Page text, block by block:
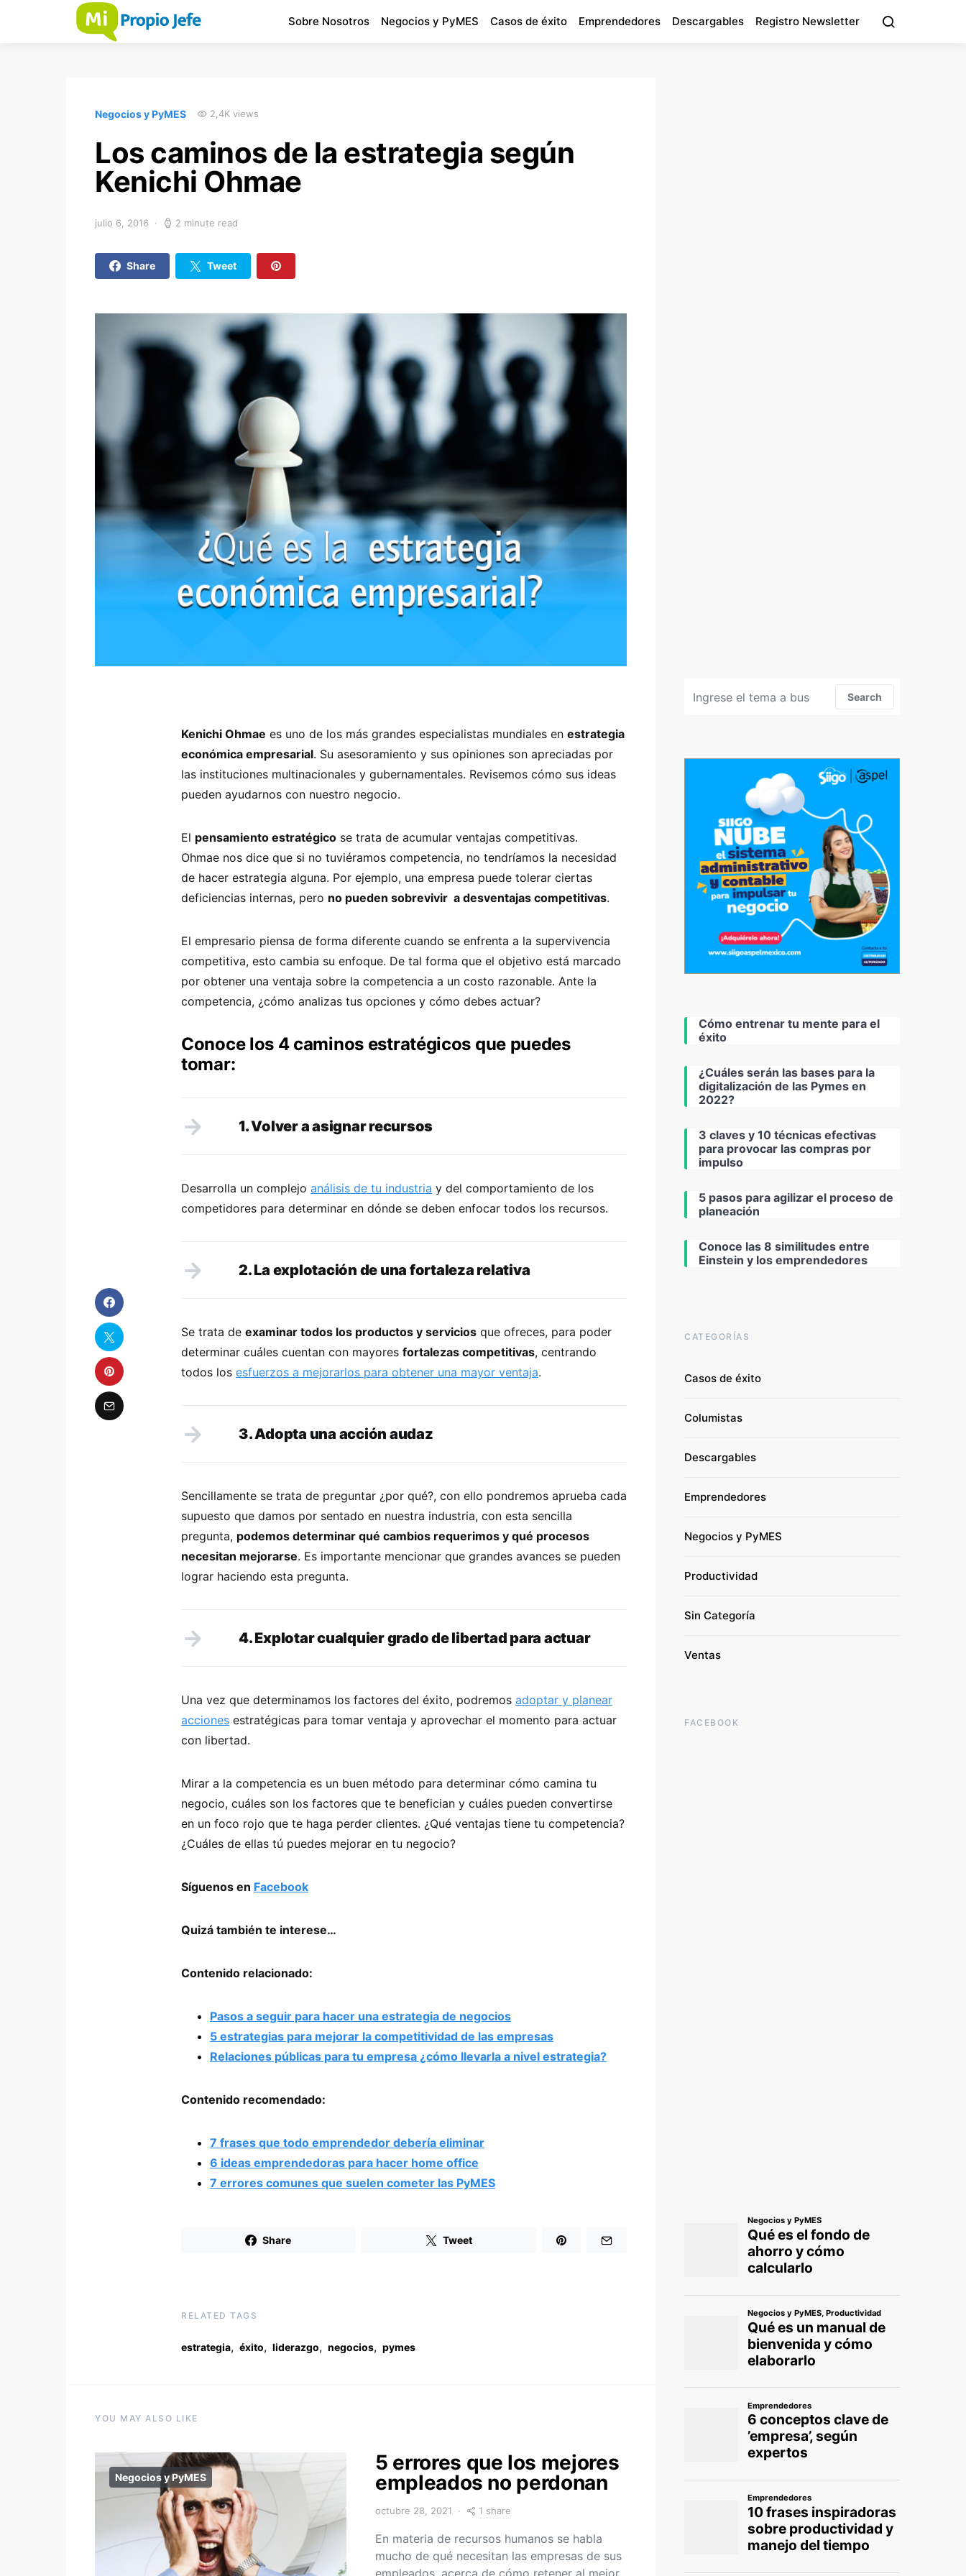
Sobre Nosotros Negocios y PyMES Casos de éxito Emprendedores Descargables Registro Newsletter
Negocios y PyMES 2,4K views
Los caminos de la estrategia según
Kenichi Ohmae
julio 6, 2016 2 minute read
Share Tweet
Kenichi Ohmae es uno de los más grandes especialistas mundiales en estrategia
económica empresarial. Su asesoramiento y sus opiniones son apreciadas por
las instituciones multinacionales y gubernamentales. Revisemos cómo sus ideas
pueden ayudarnos con nuestro negocio.
El pensamiento estratégico se trata de acumular ventajas competitivas.
Ohmae nos dice que si no tuviéramos competencia, no tendríamos la necesidad
de hacer estrategia alguna. Por ejemplo, una empresa puede tolerar ciertas
deficiencias internas, pero no pueden sobrevivir a desventajas competitivas.
El empresario piensa de forma diferente cuando se enfrenta a la supervivencia
competitiva, esto cambia su enfoque. De tal forma que el objetivo está marcado
por obtener una ventaja sobre la competencia a un costo razonable. Ante la
competencia, ¿cómo analizas tus opciones y cómo debes actuar?
Conoce los 4 caminos estratégicos que puedes
tomar:
1. Volver a asignar recursos
Desarrolla un complejo análisis de tu industria y del comportamiento de los
competidores para determinar en dónde se deben enfocar todos los recursos.
2. La explotación de una fortaleza relativa
Se trata de examinar todos los productos y servicios que ofreces, para poder
determinar cuáles cuentan con mayores fortalezas competitivas, centrando
todos los esfuerzos a mejorarlos para obtener una mayor ventaja.
3. Adopta una acción audaz
Sencillamente se trata de preguntar ¿por qué?, con ello pondremos aprueba cada
supuesto que damos por sentado en nuestra industria, con esta sencilla
pregunta, podemos determinar qué cambios requerimos y qué procesos
necesitan mejorarse. Es importante mencionar que grandes avances se pueden
lograr haciendo esta pregunta.
4. Explotar cualquier grado de libertad para actuar
Una vez que determinamos los factores del éxito, podremos adoptar y planear
acciones estratégicas para tomar ventaja y aprovechar el momento para actuar
con libertad.
Mirar a la competencia es un buen método para determinar cómo camina tu
negocio, cuáles son los factores que te benefician y cuáles pueden convertirse
en un foco rojo que te haga perder clientes. ¿Qué ventajas tiene tu competencia?
¿Cuáles de ellas tú puedes mejorar en tu negocio?
Síguenos en Facebook
Quizá también te interese…
Contenido relacionado:
Pasos a seguir para hacer una estrategia de negocios
5 estrategias para mejorar la competitividad de las empresas
Relaciones públicas para tu empresa ¿cómo llevarla a nivel estrategia?
Contenido recomendado:
7 frases que todo emprendedor debería eliminar
6 ideas emprendedoras para hacer home office
7 errores comunes que suelen cometer las PyMES
Share Tweet
RELATED TAGS
estrategia, éxito, liderazgo, negocios, pymes
YOU MAY ALSO LIKE
Negocios y PyMES
5 errores que los mejores
empleados no perdonan
octubre 28, 2021 1 share
En materia de recursos humanos se habla
mucho de qué necesitan las empresas de sus
empleados, acerca de cómo retener al mejor
Search
Cómo entrenar tu mente para el
éxito
¿Cuáles serán las bases para la
digitalización de las Pymes en
2022?
3 claves y 10 técnicas efectivas
para provocar las compras por
impulso
5 pasos para agilizar el proceso de
planeación
Conoce las 8 similitudes entre
Einstein y los emprendedores
CATEGORÍAS
Casos de éxito
Columistas
Descargables
Emprendedores
Negocios y PyMES
Productividad
Sin Categoría
Ventas
FACEBOOK